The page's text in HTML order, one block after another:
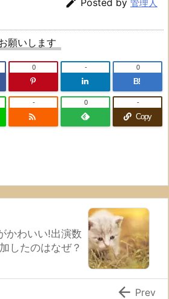
 Posted by 管理人
願いします
0 -
B!
0

- 0
Copy
-
かわいい!出演数
したのはなぜ？
 Prev